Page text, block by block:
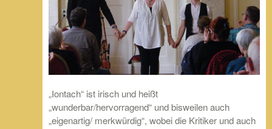
„Iontach“ ist irisch und heißt
„wunderbar/hervorragend“ und bisweilen auch
„eigenartig/ merkwürdig“, wobei die Kritiker und auch